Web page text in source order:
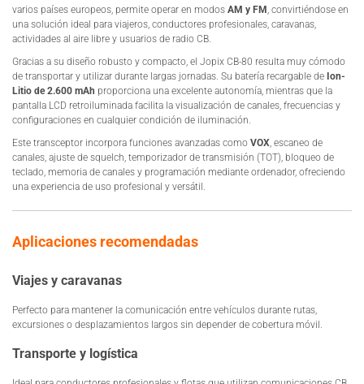
varios países europeos, permite operar en modos AM y FM , convirtiéndose en
una solución ideal para viajeros, conductores profesionales, caravanas,
actividades al aire libre y usuarios de radio CB.
Gracias a su diseño robusto y compacto, el Jopix CB-80 resulta muy cómodo
de transportar y utilizar durante largas jornadas. Su batería recargable de Ion-
Litio de 2.600 mAh proporciona una excelente autonomía, mientras que la
pantalla LCD retroiluminada facilita la visualización de canales, frecuencias y
configuraciones en cualquier condición de iluminación.
Este transceptor incorpora funciones avanzadas como VOX, escaneo de
canales, ajuste de squelch, temporizador de transmisión (TOT), bloqueo de
teclado, memoria de canales y programación mediante ordenador, ofreciendo
una experiencia de uso profesional y versátil.
Aplicaciones recomendadas
Viajes y caravanas
Perfecto para mantener la comunicación entre vehículos durante rutas,
excursiones o desplazamientos largos sin depender de cobertura móvil.
Transporte y logística